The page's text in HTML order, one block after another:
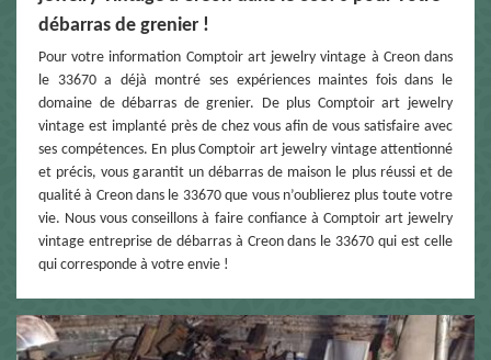
débarras de grenier !
Pour votre information Comptoir art jewelry vintage à Creon dans
le 33670 a déjà montré ses expériences maintes fois dans le
domaine de débarras de grenier. De plus Comptoir art jewelry
vintage est implanté près de chez vous afin de vous satisfaire avec
ses compétences. En plus Comptoir art jewelry vintage attentionné
et précis, vous garantit un débarras de maison le plus réussi et de
qualité à Creon dans le 33670 que vous n’oublierez plus toute votre
vie. Nous vous conseillons à faire confiance à Comptoir art jewelry
vintage entreprise de débarras à Creon dans le 33670 qui est celle
qui corresponde à votre envie !